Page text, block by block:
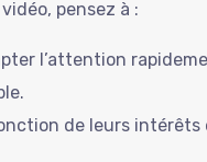
pensez à :
l’attention
de leurs